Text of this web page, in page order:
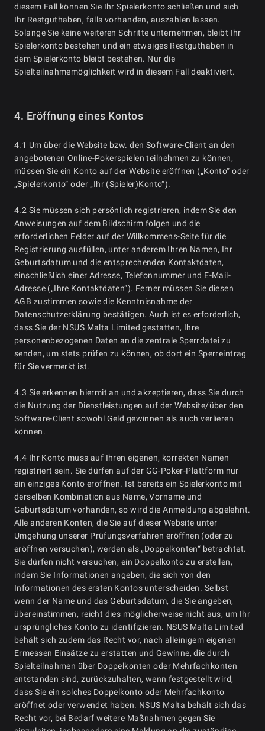
diesem Fall können Sie Ihr Spielerkonto schließen und sich
Ihr Restguthaben, falls vorhanden, auszahlen lassen.
Solange Sie keine weiteren Schritte unternehmen, bleibt Ihr
Spielerkonto bestehen und ein etwaiges Restguthaben in
dem Spielerkonto bleibt bestehen. Nur die
Spielteilnahmemöglichkeit wird in diesem Fall deaktiviert.
4. Eröffnung eines Kontos
4.1 Um über die Website bzw. den Software-Client an den
angebotenen Online-Pokerspielen teilnehmen zu können,
müssen Sie ein Konto auf der Website eröffnen („Konto“ oder
„Spielerkonto“ oder „Ihr (Spieler)Konto“).
4.2 Sie müssen sich persönlich registrieren, indem Sie den
Anweisungen auf dem Bildschirm folgen und die
erforderlichen Felder auf der Willkommens-Seite für die
Registrierung ausfüllen, unter anderem Ihren Namen, Ihr
Geburtsdatum und die entsprechenden Kontaktdaten,
einschließlich einer Adresse, Telefonnummer und E-Mail-
Adresse („Ihre Kontaktdaten“). Ferner müssen Sie diesen
AGB zustimmen sowie die Kenntnisnahme der
Datenschutzerklärung bestätigen. Auch ist es erforderlich,
dass Sie der NSUS Malta Limited gestatten, Ihre
personenbezogenen Daten an die zentrale Sperrdatei zu
senden, um stets prüfen zu können, ob dort ein Sperreintrag
für Sie vermerkt ist.
4.3 Sie erkennen hiermit an und akzeptieren, dass Sie durch
die Nutzung der Dienstleistungen auf der Website/über den
Software-Client sowohl Geld gewinnen als auch verlieren
können.
4.4 Ihr Konto muss auf Ihren eigenen, korrekten Namen
registriert sein. Sie dürfen auf der GG-Poker-Plattform nur
ein einziges Konto eröffnen. Ist bereits ein Spielerkonto mit
derselben Kombination aus Name, Vorname und
Geburtsdatum vorhanden, so wird die Anmeldung abgelehnt.
Alle anderen Konten, die Sie auf dieser Website unter
Umgehung unserer Prüfungsverfahren eröffnen (oder zu
eröffnen versuchen), werden als „Doppelkonten“ betrachtet.
Sie dürfen nicht versuchen, ein Doppelkonto zu erstellen,
indem Sie Informationen angeben, die sich von den
Informationen des ersten Kontos unterscheiden. Selbst
wenn der Name und das Geburtsdatum, die Sie angeben,
übereinstimmen, reicht dies möglicherweise nicht aus, um Ihr
ursprüngliches Konto zu identifizieren. NSUS Malta Limited
behält sich zudem das Recht vor, nach alleinigem eigenen
Ermessen Einsätze zu erstatten und Gewinne, die durch
Spielteilnahmen über Doppelkonten oder Mehrfachkonten
entstanden sind, zurückzuhalten, wenn festgestellt wird,
dass Sie ein solches Doppelkonto oder Mehrfachkonto
eröffnet oder verwendet haben. NSUS Malta behält sich das
Recht vor, bei Bedarf weitere Maßnahmen gegen Sie